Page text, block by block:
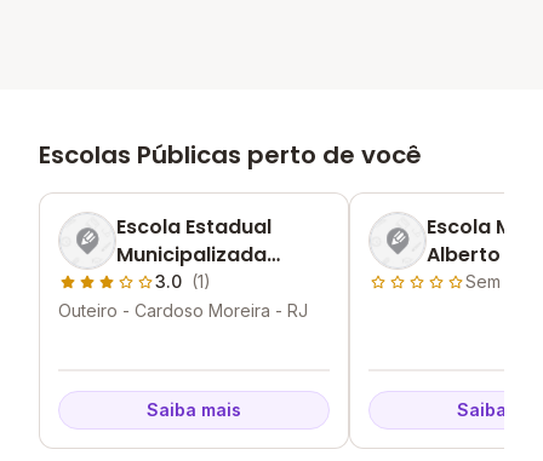
Escolas Públicas perto de você
Escola Estadual
Municipalizada
Azevedo Cruz
3.0 (1)
Outeiro - Cardoso Moreira - RJ
Saiba mais
Escola
Alberto Luiz
Goncalves
Sem
Saiba